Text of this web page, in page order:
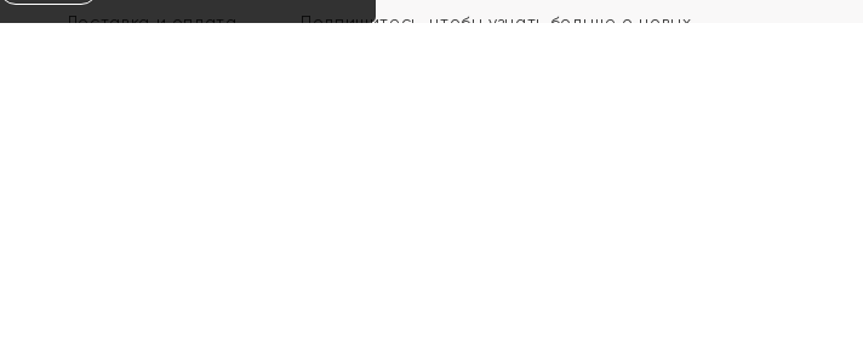
Доставка и оплата
Подпишитесь, чтобы узнать больше о новых